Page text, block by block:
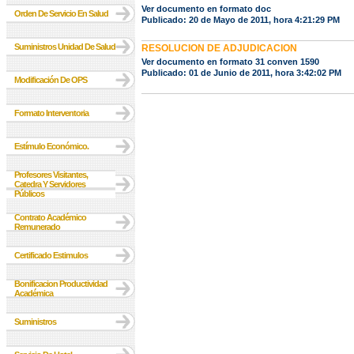
Orden De Servicio En Salud
Suministros Unidad De Salud
Modificación De OPS
Formato Interventoria
Estímulo Económico.
Profesores Visitantes,
Catedra Y Servidores
Públicos
Contrato Académico
Remunerado
Certificado Estimulos
Bonificacion Productividad
Académica
Suministros
Ver documento en formato doc
Publicado: 20 de Mayo de 2011, hora 4:21:29 PM
RESOLUCION DE ADJUDICACION
Ver documento en formato 31 conven 1590
Publicado: 01 de Junio de 2011, hora 3:42:02 PM